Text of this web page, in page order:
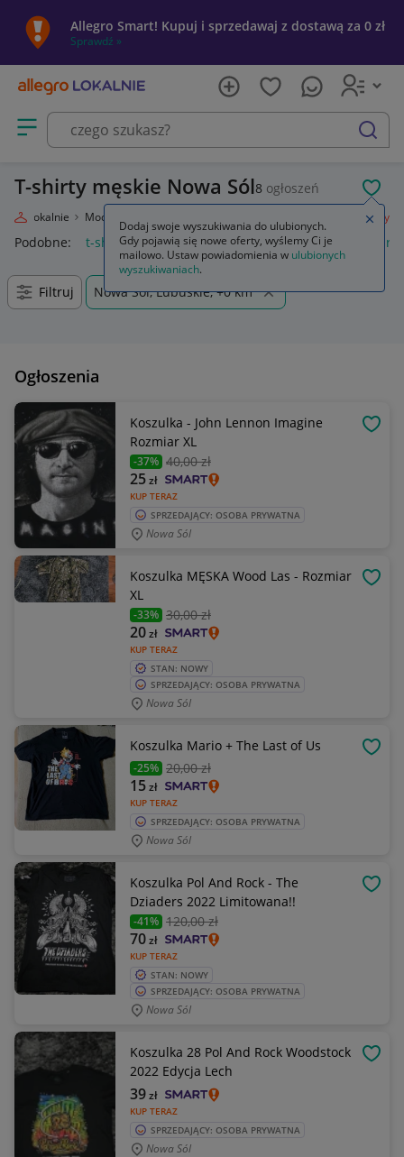
Allegro Smart! Kupuj i sprzedawaj z dostawą za 0 zł
Sprawdź »
Otwórz menu z kategoriami
szukaj
T-shirty męskie Nowa Sól8 ogłoszeń
Lokalnie Moda T-shirty
Podobne: t-shirty t-shirty męskie t-shirty damskie t-
Filtruj Nowa Sól, Lubuskie, +0 km
Ogłoszenia
Koszulka - John Lennon Imagine
Rozmiar XL
-37% 40,00 zł
KUP TERAZ
25zł
SPRZEDAJĄCY: OSOBA PRYWATNA
Nowa Sól
Koszulka MĘSKA Wood Las - Rozmiar
XL
-33% 30,00 zł
KUP TERAZ
20zł
STAN: NOWY
SPRZEDAJĄCY: OSOBA PRYWATNA
Nowa Sól
Koszulka Mario + The Last of Us
-25% 20,00 zł
KUP TERAZ
15zł
SPRZEDAJĄCY: OSOBA PRYWATNA
Nowa Sól
Koszulka Pol And Rock - The
Dziaders 2022 Limitowana!!
-41% 120,00 zł
KUP TERAZ
70zł
STAN: NOWY
SPRZEDAJĄCY: OSOBA PRYWATNA
Nowa Sól
Koszulka 28 Pol And Rock Woodstock
2022 Edycja Lech
KUP TERAZ
39zł
SPRZEDAJĄCY: OSOBA PRYWATNA
Nowa Sól
Dodaj swoje wyszukiwania do ulubionych.
Gdy pojawią się nowe oferty, wyślemy Ci je
mailowo. Ustaw powiadomienia w ulubionych
wyszukiwaniach.